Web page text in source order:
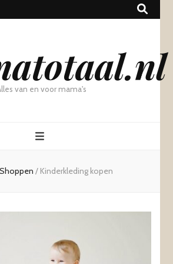
van en voor mama's
Shoppen / Kinderkleding kopen